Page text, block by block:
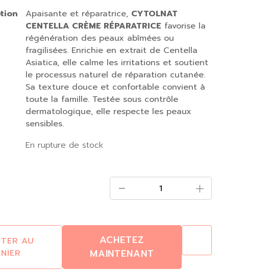
Apaisante et réparatrice, CYTOLNAT
CENTELLA CRÈME RÉPARATRICE favorise la
régénération des peaux abîmées ou
fragilisées. Enrichie en extrait de Centella
Asiatica, elle calme les irritations et soutient
le processus naturel de réparation cutanée.
Sa texture douce et confortable convient à
toute la famille. Testée sous contrôle
dermatologique, elle respecte les peaux
sensibles.
En rupture de stock
AU
ACHETEZ
MAINTENANT